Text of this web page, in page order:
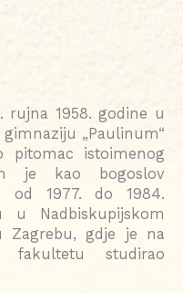
rujna 1958. godine u
„Paulinum“
pitomac istoimenog
je kao bogoslov
od 1977. do 1984.
Nadbiskupijskom
Zagrebu, gdje je na
fakultetu studirao